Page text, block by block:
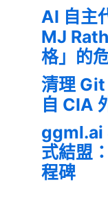
AI 自主
MJ
格」的
清理 Git
自 CIA
ggml.ai
式結盟
程碑